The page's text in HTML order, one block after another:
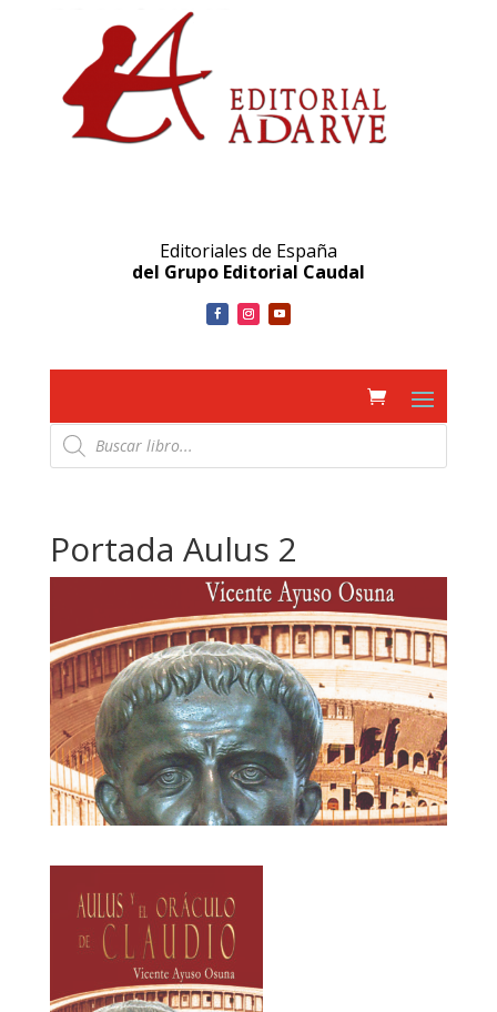
Editoriales de España
del Grupo Editorial Caudal
Búsqueda
de
productos
Portada Aulus 2